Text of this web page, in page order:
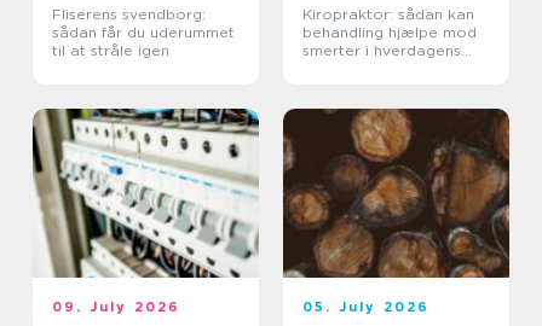
Fliserens svendborg:
sådan får du uderummet
til at stråle igen
Kiropraktor: sådan kan
behandling hjælpe mod
smerter i hverdagens
09. July 2026 05. July 2026